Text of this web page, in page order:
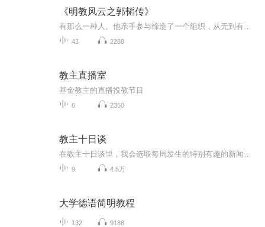
《明教风云之郭韬传》
43 2288
教主直播室
基金教主的直播投教节目
6 2350
教主十日谈
9 4.5万
大学德语简明教程
132 9188